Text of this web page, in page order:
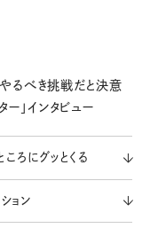
t
るべき挑戦だと決意
」インタビュー
ろにグッとくる
ョン